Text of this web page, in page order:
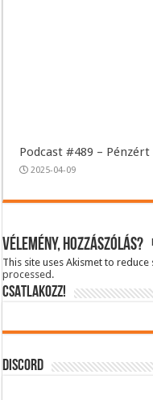
Podcast #489 –
2025-04-09
Vélemény, hozzászólás?
This site uses Akismet to
processed.
CSATLAKOZZ!
DISCORD